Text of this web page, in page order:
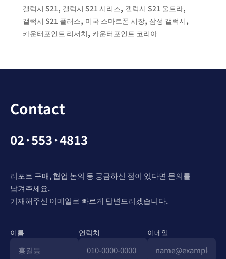
갤럭시 S21, 갤럭시 S21 시리즈, 갤럭시 S21 울트라,
갤럭시 S21 플러스, 미국 스마트폰 시장, 삼성 갤럭시,
카운터포인트 리서치, 카운터포인트 코리아
Contact
02·553·4813
리포트 구매, 협업 논의 등 궁금하신 점이 있다면 문의를
남겨주세요.
기재해주신 이메일로 빠르게 답변드리겠습니다.
이름 연락처 이메일